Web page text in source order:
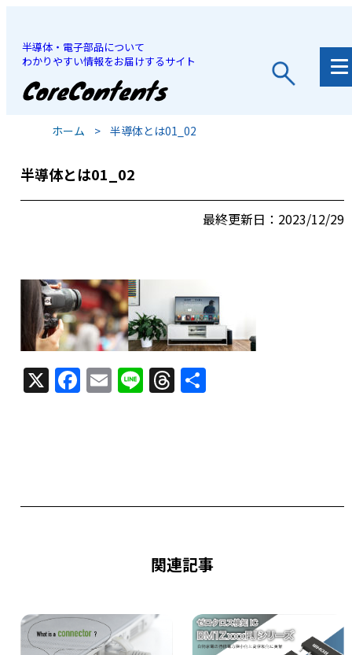
半導体・電子部品について
わかりやすい情報をお届けするサイト
JP
ホーム > 半導体とは01_02
半導体とは01_02
最終更新日：2023/12/29
X F
a
o
E
m
Li
n
T
h
s
関連記事